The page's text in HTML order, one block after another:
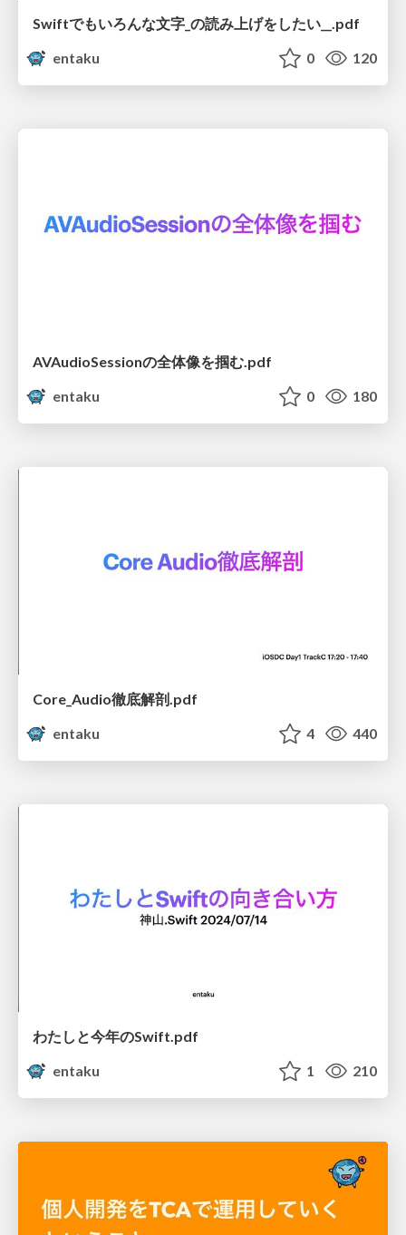
Swiftでもいろんな文字_の読み上げをしたい__.pdf
entaku
0 120
AVAudioSessionの全体像を掴む.pdf
entaku
0 180
Core_Audio徹底解剖.pdf
entaku
4 440
わたしと今年のSwift.pdf
entaku
1 210